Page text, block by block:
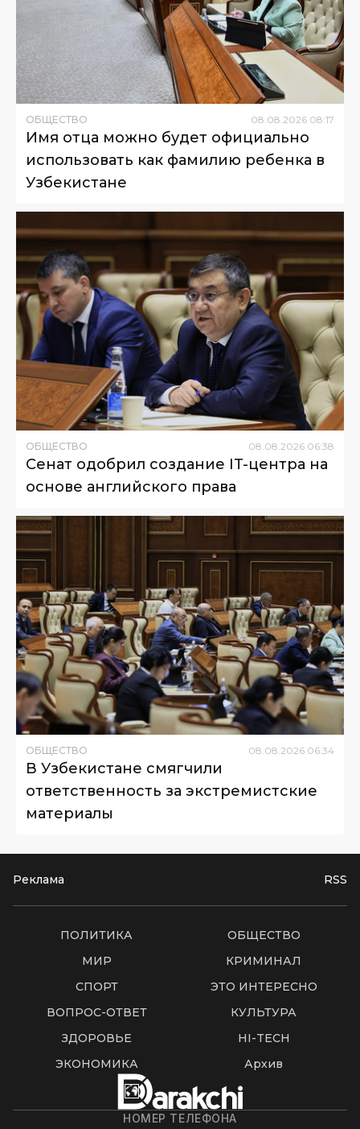
ОБЩЕСТВО 08 08 2026 08:17
Имя отца можно будет официально
использовать как фамилию ребенка в
Узбекистане
ОБЩЕСТВО 08 08 2026 06:38
Сенат одобрил создание IT-центра на
основе английского права
ОБЩЕСТВО 08.08.2026 06:34
В Узбекистане смягчили
ответственность за экстремистские
материалы
Реклама RSS
ПОЛИТИКА
ОБЩЕСТВО
МИР
КРИМИНАЛ
СПОРТ
ЭТО ИНТЕРЕСНО
ВОПРОС-ОТВЕТ
КУЛЬТУРА
ЗДОРОВЬЕ
HI-TECH
ЭКОНОМИКА
Архив
НОМЕР ТЕЛЕФОНА